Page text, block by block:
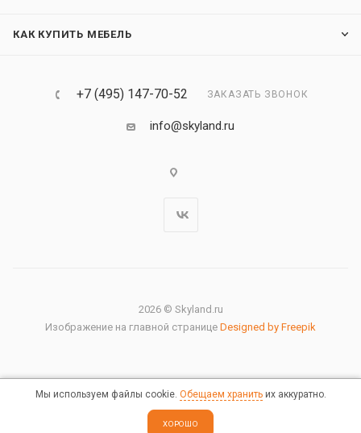
КАК КУПИТЬ МЕБЕЛЬ
+7 (495) 147-70-52 ЗАКАЗАТЬ ЗВОНОК
info@skyland.ru
2026 © Skyland.ru
Изображение на главной странице Designed by Freepik
Правовая информация
Мы используем файлы cookie. Обещаем хранитьих аккуратно.
ХОРОШО